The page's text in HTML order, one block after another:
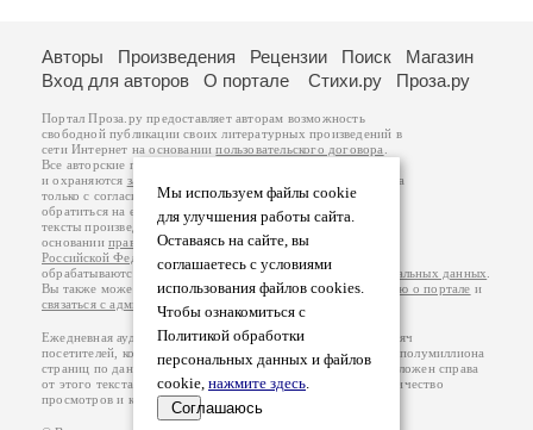
Мы используем файлы cookie
для улучшения работы сайта.
Оставаясь на сайте, вы
соглашаетесь с условиями
использования файлов cookies.
Чтобы ознакомиться с
Политикой обработки
персональных данных и файлов
cookie, нажмите здесь.
Соглашаюсь
Авторы Произведения Рецензии Поиск
Магазин
Вход для авторов
О портале Стихи.ру Проза.ру
Портал Проза.ру предоставляет авторам возможность
свободной публикации своих литературных произведений в
сети Интернет на основаниипользовательского договора
Все авторские права на произведения принадлежат авторам
и охраняются законом
. Перепечатка произведений возможна
только с согласия его автора, к которому вы можете
обратиться на его авторской странице. Ответственность за
тексты произведений авторы несут самостоятельно на
основанииправил публикацииизаконодательства
Российской Федерации
обрабатываются на основанииПолитики обработки персональных данных
Вы также можете посмотреть более подробнуюинформацию о портале и
связаться с администрацией
Ежедневная аудитория портала Проза.ру – порядка 100 тысяч
посетителей, которые в общей сумме просматривают более полумиллиона
страниц по данным счетчика посещаемости, который расположен справа
от этого текста. В каждой графе указано по две цифры: количество
просмотров и количество посетителей.